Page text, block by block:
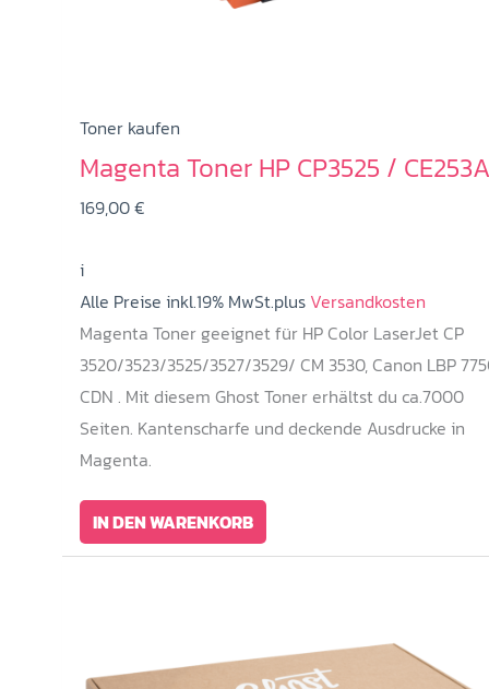
Toner kaufen
Magenta Toner HP CP3525 / CE253A
169,00€
i
Alle Preise inkl.19% MwSt.plusVersandkosten
Magenta Toner geeignet für HP Color LaserJet CP
3520/3523/3525/3527/3529/ CM 3530, Canon LBP
CDN . Mit diesem Ghost Toner erhältst du ca.7000
Seiten. Kantenscharfe und deckende Ausdrucke in
Magenta.
IN DEN WARENKORB